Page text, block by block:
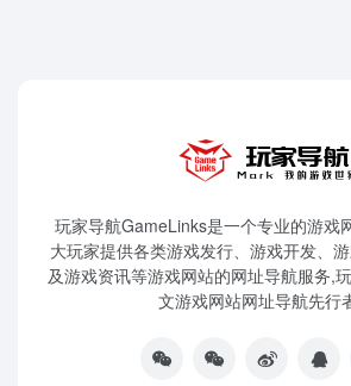
玩家导航GameLinks是一个专业的游戏
大玩家提供各类游戏发行、游戏开发、
及游戏资讯等游戏网站的网址导航服务,
文游戏网站网址导航先行